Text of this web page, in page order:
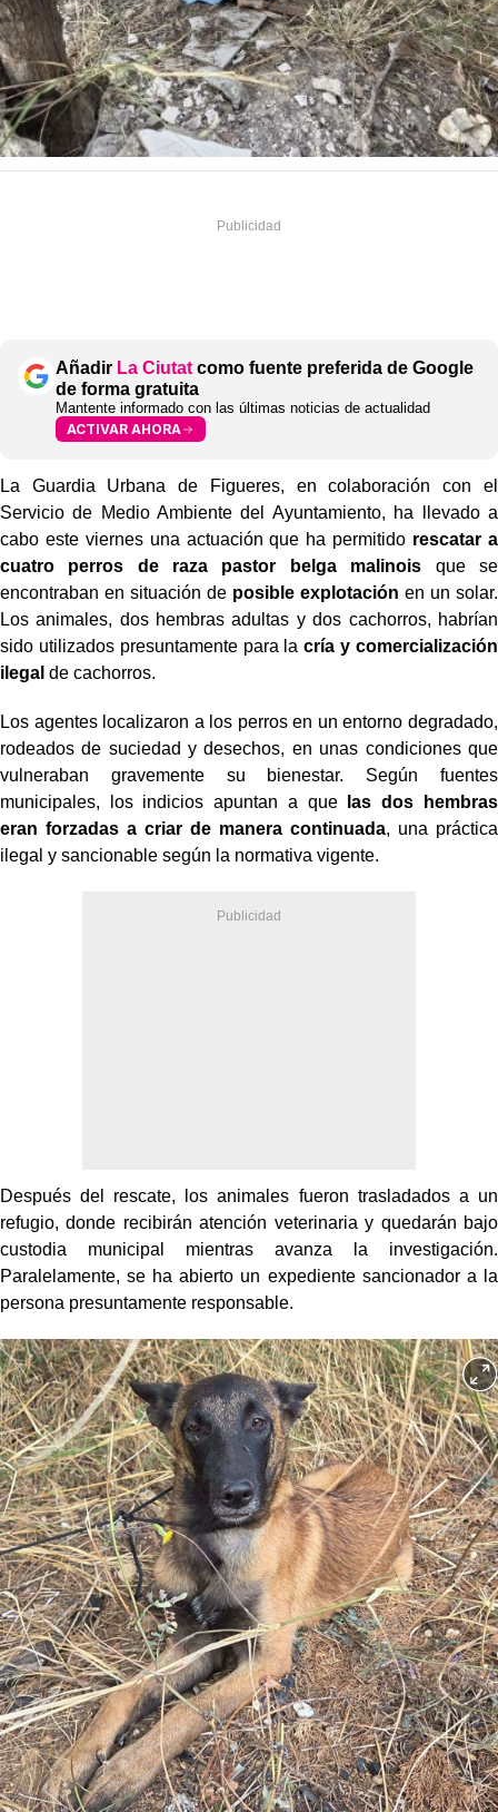
Añadir La Ciutatcomo fuente preferida de Google
de forma gratuita
Mantente informado con las últimas noticias de actualidad
ACTIVAR AHORA
La Guardia Urbana de Figueres, en colaboración con el
Servicio de Medio Ambiente del Ayuntamiento, ha llevado a
cabo este viernes una actuación que ha permitido rescatar a
cuatro perros de raza pastor belga malinois que se
encontraban en situación de posible explotación en un solar.
Los animales, dos hembras adultas y dos cachorros, habrían
sido utilizados presuntamente para la cría y comercialización
ilegal de cachorros.
Los agentes localizaron a los perros en un entorno degradado,
rodeados de suciedad y desechos, en unas condiciones que
vulneraban gravemente su bienestar. Según fuentes
municipales, los indicios apuntan a quelas dos hembras
eran forzadas a criar de manera continuada, una práctica
ilegal y sancionable según la normativa vigente.
Después del rescate, los animales fueron trasladados a un
refugio, donde recibirán atención veterinaria y quedarán bajo
custodia municipal mientras avanza la investigación.
Paralelamente, se ha abierto un expediente sancionador a la
persona presuntamente responsable.